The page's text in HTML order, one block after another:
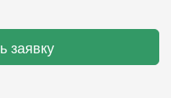
заявку